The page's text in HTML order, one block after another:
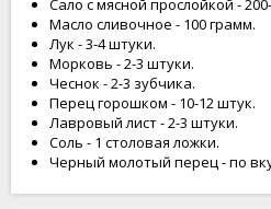
Сало с мясной прослойкой -
Масло сливочное - 100 грамм.
Лук - 3-4 штуки.
Морковь - 2-3 штуки.
Чеснок - 2-3 зубчика.
Перец горошком - 10-12 штук.
Лавровый лист - 2-3 штуки.
Соль - 1 столовая ложки.
Черный молотый перец - по